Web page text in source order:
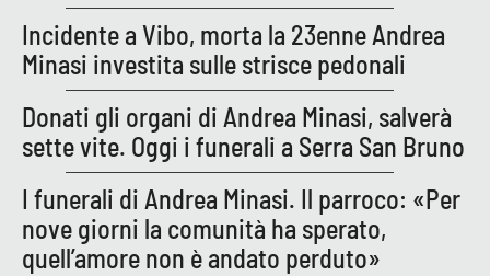
Incidente a Vibo, morta la 23enne Andrea
Minasi investita sulle strisce pedonali
Donati gli organi di Andrea Minasi, salverà
sette vite. Oggi i funerali a Serra San Bruno
I funerali di Andrea Minasi. Il parroco: «Per
nove giorni la comunità ha sperato,
quell’amore non è andato perduto»